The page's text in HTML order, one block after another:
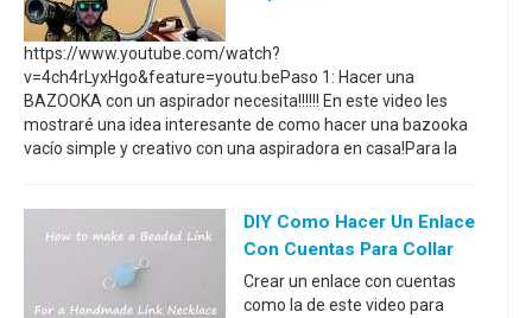
https://www.youtube.com/watch?
v=4ch4rLyxHgo&feature=youtu.bePaso 1: Hacer una
BAZOOKA con un aspirador necesita!!!!!! En este video les
mostraré una idea interesante de como hacer una bazooka
vacío simple y creativo con una aspiradora en casa!Para la
DIY Como Hacer Un Enlace
Con Cuentas Para Collar
Crear un enlace con cuentas
como la de este video para